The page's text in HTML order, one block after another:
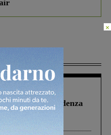
2026
oltre la scadenza
d’Italia: “Un
×